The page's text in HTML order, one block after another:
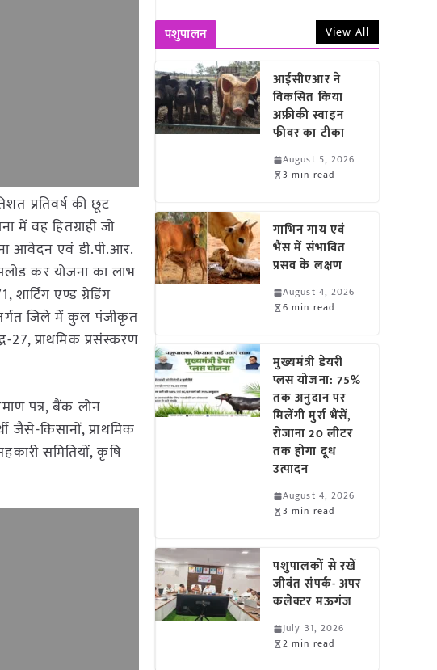
प्रतिवर्ष की छूट
में वह हितग्राही जो
आवेदन एवं डी.पी.आर.
कर योजना का लाभ
एण्ड ग्रेडिंग
जिले में कुल पंजीकृत
27, प्राथमिक प्रसंस्करण
पत्र, बैंक लोन
जैसे-किसानों, प्राथमिक
समितियों, कृषि
पशुपालन View All
आईसीएआर ने
विकसित किया
अफ्रीकी स्वाइन
फीवर का टीका
August 5, 2026
3 min read
गाभिन गाय एवं
भैंस में संभावित
प्रसव के लक्षण
August 4, 2026
6 min read
मुख्यमंत्री डेयरी
प्लस योजना: 75%
तक अनुदान पर
मिलेंगी मुर्रा भैंसें,
रोजाना 20 लीटर
तक होगा दूध
उत्पादन
August 4, 2026
3 min read
पशुपालकों से रखें
जीवंत संपर्क- अपर
कलेक्टर मऊगंज
July 31, 2026
2 min read